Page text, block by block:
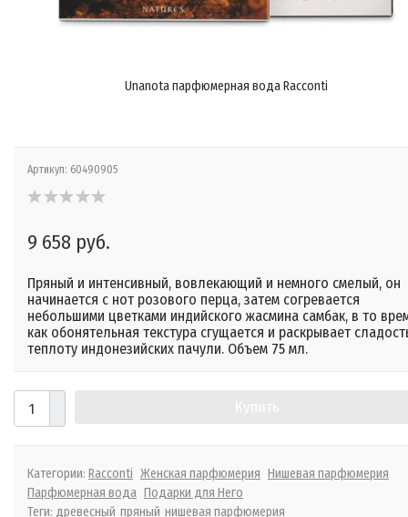
Unanota парфюмерная вода Racconti
Артикул: 60490905
9 658 руб.
Пряный и интенсивный, вовлекающий и немного смелый, он
начинается с нот розового перца, затем согревается
небольшими цветками индийского жасмина самбак, в то
как обонятельная текстура сгущается и раскрывает
теплоту индонезийских пачули. Объем 75 мл.
Категории: Racconti Женская парфюмерия Нишевая парфюмерия
Парфюмерная вода Подарки для Него
Теги: древесный пряный нишевая парфюмерия